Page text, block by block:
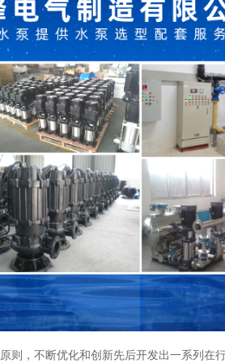
则，不断优化和创新先后开发出一系列